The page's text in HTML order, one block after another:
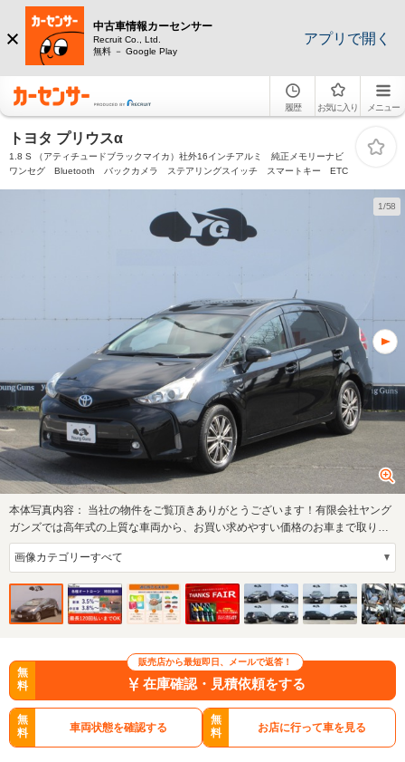
中古車情報カーセンサー
Recruit Co., Ltd.
無料 － Google Play
アプリで開く
履歴 お気に入り メニュー
トヨタ プリウスα
1.8 S （アティチュードブラックマイカ）社外16インチアルミ 純正メモリーナビ
ワンセグ Bluetooth バックカメラ ステアリングスイッチ スマートキー ETC
1/58
本体写真内容： 当社の物件をご覧頂きありがとうございます！有限会社ヤング
ガンズでは高年式の上質な車両から、お買い求めやすい価格のお車まで取り揃
えておりま…
販売店から最短即日、メールで返答！
無
料
在庫確認・見積依頼をする
無
料
車両状態を確認する
無
料
お店に行って車を見る